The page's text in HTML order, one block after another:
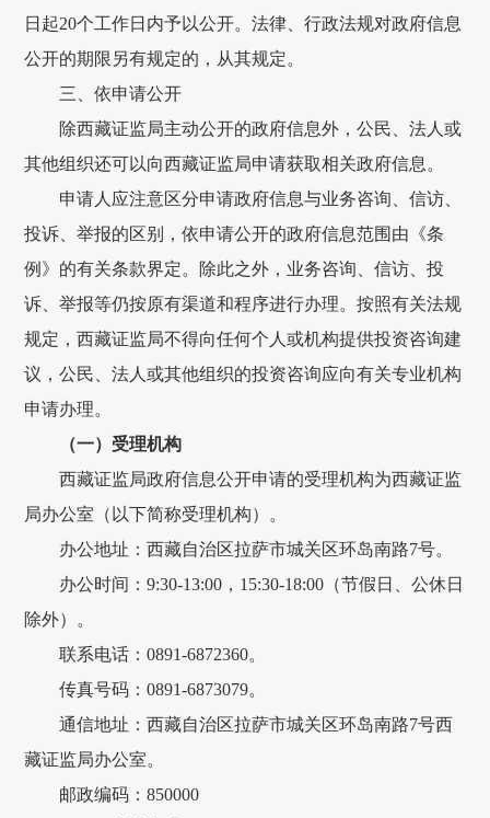
日起20个工作日内予以公开。法律、行政法规对政府信息
公开的期限另有规定的，从其规定。
三、依申请公开
除西藏证监局主动公开的政府信息外，公民、法人或
其他组织还可以向西藏证监局申请获取相关政府信息。
申请人应注意区分申请政府信息与业务咨询、信访
投诉、举报的区别，依申请公开的政府信息范围由《条
例 》的有关条款界定。除此之外，业务咨询、信访 、投
诉、举报等仍按原有渠道和程序进行办理。按照有关法规
规定，西藏证监局不得向任何个人或机构提供投资咨询建
议，公民、法人或其他组织的投资咨询应向有关专业机构
申请办理。
（一）受理机构
西藏证监局政府信息公开申请的受理机构为西藏证监
局办公室 （以下简称受理机构）。
办公地址：西藏自治区拉萨市城关区环岛南路7号。
办公时间 ：9:30-13:00 ， 15:30-18:00 （节假日、公休日
除外）。
联系电话：0891-6872360。
传真号码 ：0891-6873079。
通信地址：西藏自治区拉萨市城关区环岛南路7号西
藏证监局办公室。
邮政编码 ：850000